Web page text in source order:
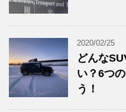
2020/02/25
どんな
い？6つ
う！